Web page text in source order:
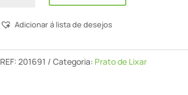
Pr
R
Adicionar á lista de desejos
REF: 201691 Categoria: Prato de Lixar